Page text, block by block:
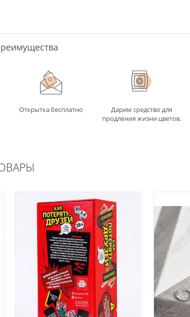
Открытка бесплатно
Дарим средство для
продления жизни цветов.